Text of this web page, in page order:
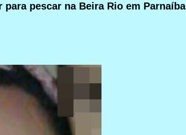
para pescar na Beira Rio em Parnaíba